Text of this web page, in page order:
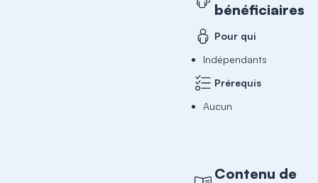
bénéficiaires
Pour qui
Indépendants
Prérequis
Aucun
Contenu de